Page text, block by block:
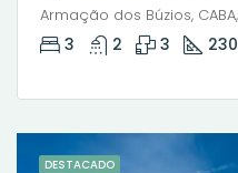
3 2 3 230
DESTACADO